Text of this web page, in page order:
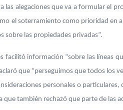
las alegaciones que va a formular el
el soterramiento como prioridad en
sobre las propiedades privadas”.
facilitó información “sobre las líneas
que “perseguimos que todos
personales o
que también rechazó que parte de